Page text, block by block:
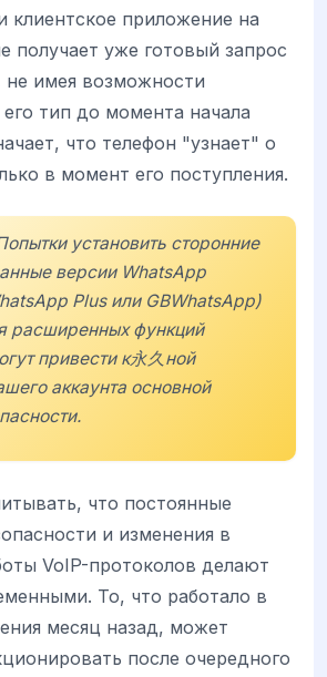
клиентское приложение на
получает уже готовый запрос
не имея возможности
тип до момента начала
что телефон "узнает" о
в момент его поступления.
установить сторонние
версии WhatsApp
Plus или GBWhatsApp)
расширенных функций
привести к永久ной
аккаунта основной
что постоянные
и изменения в
VoIP-протоколов делают
То, что работало в
месяц назад, может
после очередного